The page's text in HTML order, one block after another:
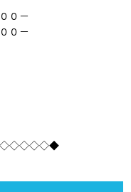
０－
０－